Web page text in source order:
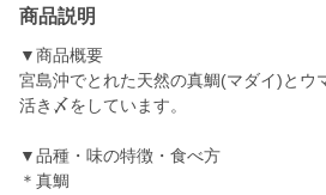
商品説明
▼商品概要
宮島沖でとれた天然の真鯛(マダイ)とウ
活き〆をしています。
▼品種・味の特徴・食べ方
＊真鯛